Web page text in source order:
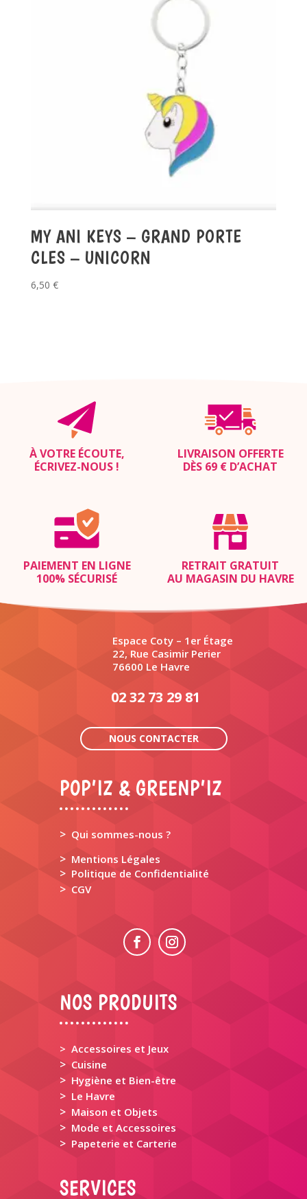
MY ANI KEYS – GRAND PORTE
CLES – UNICORN
6,50 €
À VOTRE ÉCOUTE,
ÉCRIVEZ-NOUS !
LIVRAISON OFFERTE
DÈS 69 € D’ACHAT
PAIEMENT EN LIGNE
100% SÉCURISÉ
RETRAIT GRATUIT
AU MAGASIN DU HAVRE
Espace Coty – 1er Étage
22, Rue Casimir Perier
76600 Le Havre
02 32 73 29 81
NOUS CONTACTER
POP’IZ & GREENP’IZ
> Qui sommes-nous ?
> Mentions Légales
> Politique de Confidentialité
> CGV
NOS PRODUITS
> Accessoires et Jeux
> Cuisine
> Hygiène et Bien-être
> Le Havre
> Maison et Objets
> Mode et Accessoires
> Papeterie et Carterie
SERVICES